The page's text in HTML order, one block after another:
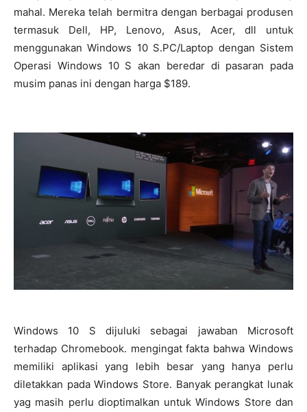
mahal. Mereka telah bermitra dengan berbagai produsen
termasuk Dell, HP, Lenovo, Asus, Acer, dll untuk
menggunakan Windows 10 S.PC/Laptop dengan Sistem
Operasi Windows 10 S akan beredar di pasaran pada
musim panas ini dengan harga $189.
Windows 10 S dijuluki sebagai jawaban Microsoft
terhadap Chromebook. mengingat fakta bahwa Windows
memiliki aplikasi yang lebih besar yang hanya perlu
diletakkan pada Windows Store. Banyak perangkat lunak
yag masih perlu dioptimalkan untuk Windows Store dan